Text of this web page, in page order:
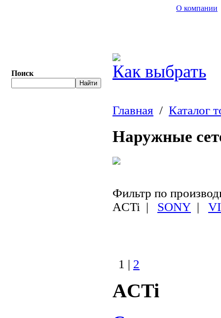
Поиск
О компании
Как выбрать
Главная / Каталог
Наружные
Фильтр по
ACTi | SONY |
1 | 2
ACTi